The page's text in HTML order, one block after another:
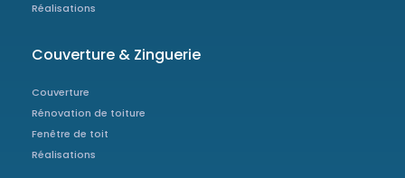
Réalisations
Couverture & Zinguerie
Couverture
Rénovation de toiture
Fenêtre de toit
Réalisations